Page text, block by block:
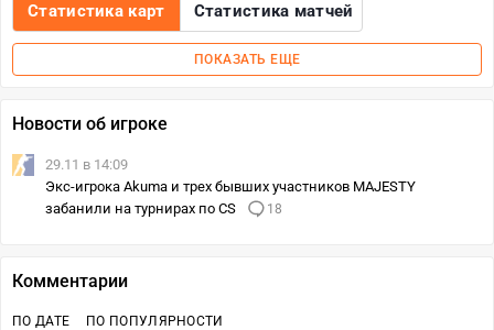
Статистика карт Статистика матчей
ПОКАЗАТЬ ЕЩЕ
Новости об игроке
29.11 в 14:09
Экс-игрока Akuma и трех бывших участников MAJESTY
забанили на турнирах по CS
18
Комментарии
ПО ДАТЕ ПО ПОПУЛЯРНОСТИ